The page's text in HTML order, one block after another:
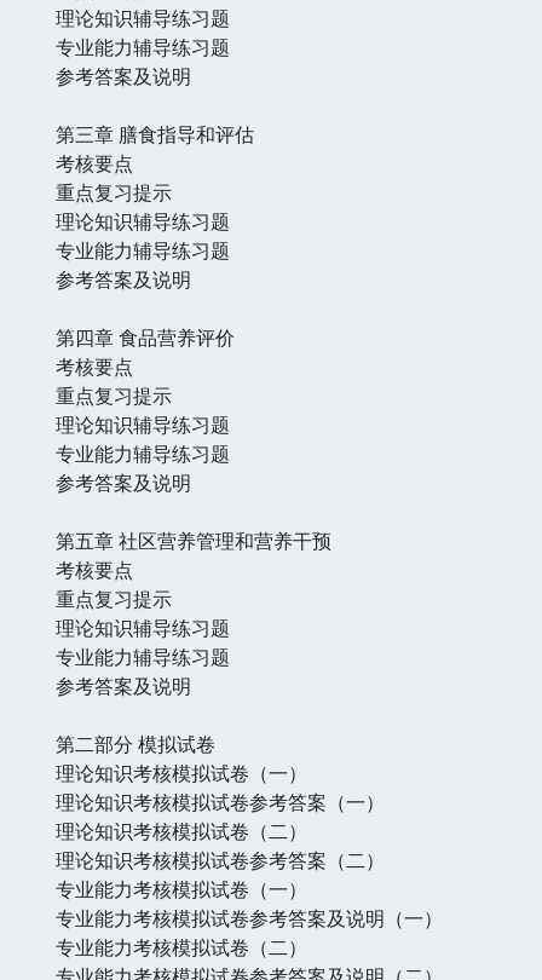
理论知识辅导练习题
专业能力辅导练习题
参考答案及说明
第三章 膳食指导和评估
考核要点
重点复习提示
理论知识辅导练习题
专业能力辅导练习题
参考答案及说明
第四章 食品营养评价
考核要点
重点复习提示
理论知识辅导练习题
专业能力辅导练习题
参考答案及说明
第五章 社区营养管理和营养干预
考核要点
重点复习提示
理论知识辅导练习题
专业能力辅导练习题
参考答案及说明
第二部分 模拟试卷
理论知识考核模拟试卷（一）
理论知识考核模拟试卷参考答案（一）
理论知识考核模拟试卷（二）
理论知识考核模拟试卷参考答案（二）
专业能力考核模拟试卷（一）
专业能力考核模拟试卷参考答案及说明（一）
专业能力考核模拟试卷（二）